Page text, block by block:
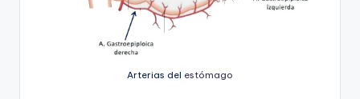
Arterias del estómago